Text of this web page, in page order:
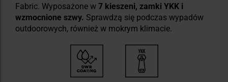
Fabric. Wyposażone w 7 kieszeni, zamki YKK i
wzmocnione szwy. Sprawdzą się podczas wypadów
outdoorowych, również w mokrym klimacie.